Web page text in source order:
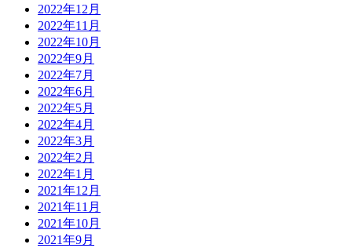
2022年12月
2022年11月
2022年10月
2022年9月
2022年7月
2022年6月
2022年5月
2022年4月
2022年3月
2022年2月
2022年1月
2021年12月
2021年11月
2021年10月
2021年9月